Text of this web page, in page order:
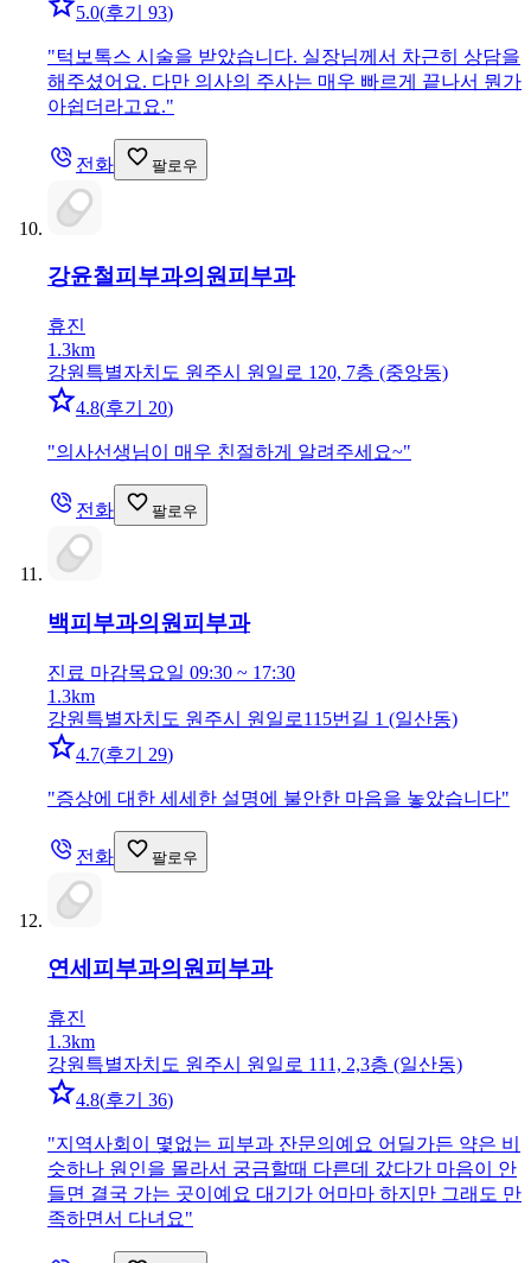
5.0(후기 93)
"턱보톡스 시술을 받았습니다. 실장님께서 차근히 상담을
해주셨어요. 다만 의사의 주사는 매우 빠르게 끝나서 뭔가
아쉽더라고요."
전화 팔로우
강윤철피부과의원피부과
휴진
1.3km
강원특별자치도 원주시 원일로 120, 7층 (중앙동)
4.8(후기 20)
"의사선생님이 매우 친절하게 알려주세요~"
전화 팔로우
백피부과의원 피부과
진료 마감목요일 09:30 ~ 17:30
1.3km
강원특별자치도 원주시 원일로115번길 1 (일산동)
4.7(후기 29)
"증상에 대한 세세한 설명에 불안한 마음을 놓았습니다"
전화 팔로우
연세피부과의원피부과
휴진
1.3km
강원특별자치도 원주시 원일로 111, 2,3층 (일산동)
4.8(후기 36)
"지역사회이 몇없는 피부과 잔문의예요 어딜가든 약은 비
슷하나 원인을 몰라서 궁금할때 다른데 갔다가 마음이 안
들면 결국 가는 곳이예요 대기가 어마마 하지만 그래도 만
족하면서 다녀요"